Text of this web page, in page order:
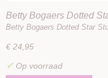
Betty Bogaers Dotted
Betty Bogaers Dotted Star
€ 24,95
✓ Op voorraad